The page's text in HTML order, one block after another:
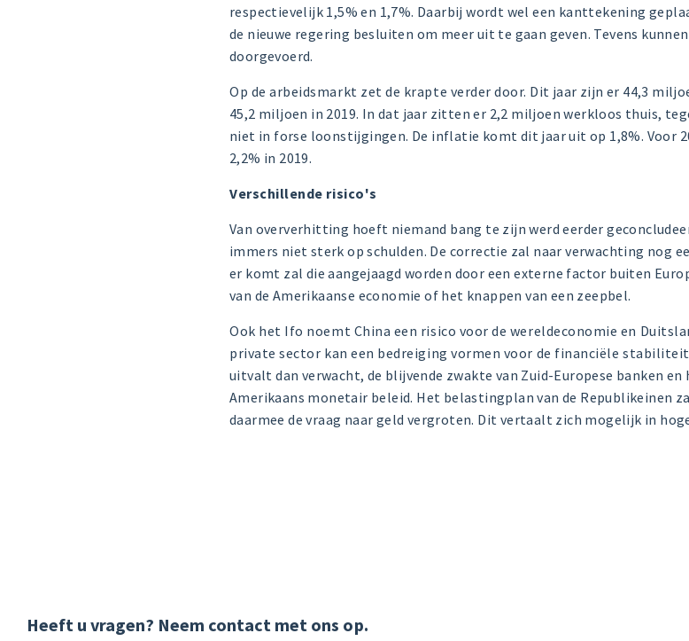
respectievelijk 1,5% en 1,7%. Daarbij wordt wel een kanttekening
de nieuwe regering besluiten om meer uit te gaan geven. Tevens
doorgevoerd.
Op de arbeidsmarkt zet de krapte verder door. Dit jaar zijn er 44,3
45,2 miljoen in 2019. In dat jaar zitten er 2,2 miljoen werkloos thuis,
niet in forse loonstijgingen. De inflatie komt dit jaar uit op 1,8%. Voor
2,2% in 2019.
Verschillende risico's
Van oververhitting hoeft niemand bang te zijn werd eerder
immers niet sterk op schulden. De correctie zal naar verwachting nog
er komt zal die aangejaagd worden door een externe factor buiten
van de Amerikaanse economie of het knappen van een zeepbel.
Ook het Ifo noemt China een risico voor de wereldeconomie en
private sector kan een bedreiging vormen voor de financiële
uitvalt dan verwacht, de blijvende zwakte van Zuid-Europese banken
Amerikaans monetair beleid. Het belastingplan van de Republikeinen
daarmee de vraag naar geld vergroten. Dit vertaalt zich mogelijk in
Heeft u vragen? Neem contact met ons op.